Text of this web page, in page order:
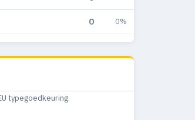
0 0%
0 0%
0 0%
typegoedkeuring.